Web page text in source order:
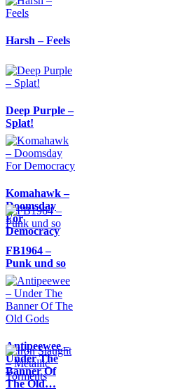
Harsh – Feels
Deep Purple –
Splat!
Komahawk –
Doomsday
For
Democracy
FB1964 –
Punk und so
Antipeewee –
Under The
Banner Of
The Old…